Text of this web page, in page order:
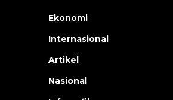
Ekonomi
Internasional
Artikel
Nasional